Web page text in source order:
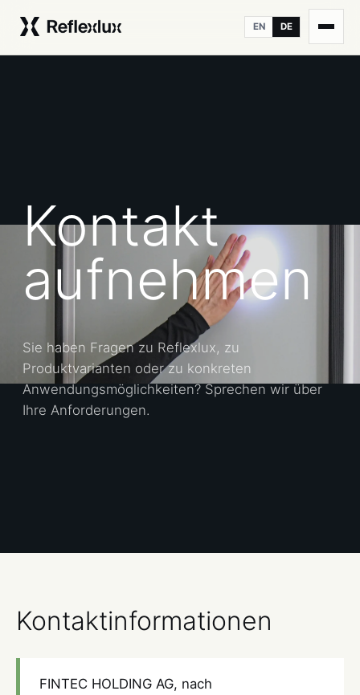
EN DE
Kontakt
aufnehmen
Sie haben Fragen zu Reflexlux, zu
Produktvarianten oder zu konkreten
Anwendungsmöglichkeiten? Sprechen wir über
Ihre Anforderungen.
Kontaktinformationen
FINTEC HOLDING AG, nach